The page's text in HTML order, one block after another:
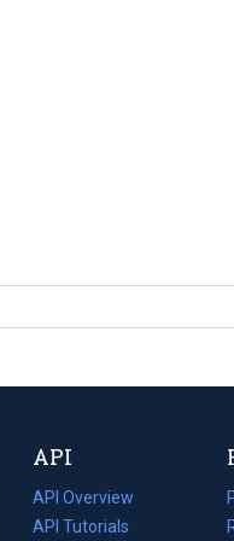
API
API Overview
API Tutorials